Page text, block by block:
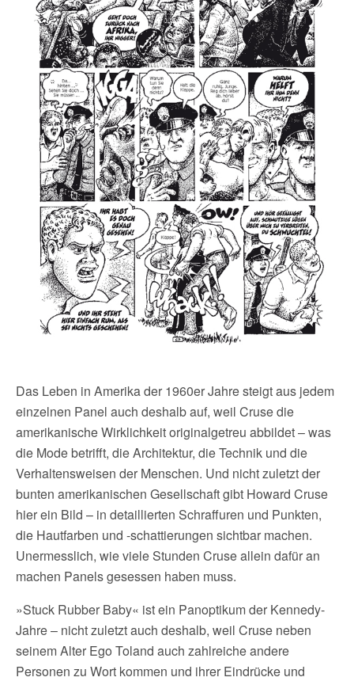
Das Leben in Amerika der 1960er Jahre steigt aus jedem
einzelnen Panel auch deshalb auf, weil Cruse die
amerikanische Wirklichkeit originalgetreu abbildet – was
die Mode betrifft, die Architektur, die Technik und die
Verhaltensweisen der Menschen. Und nicht zuletzt der
bunten amerikanischen Gesellschaft gibt Howard Cruse
hier ein Bild – in detaillierten Schraffuren und Punkten,
die Hautfarben und -schattierungen sichtbar machen.
Unermesslich, wie viele Stunden Cruse allein dafür an
machen Panels gesessen haben muss.
»Stuck Rubber Baby« ist ein Panoptikum der Kennedy-
Jahre – nicht zuletzt auch deshalb, weil Cruse neben
seinem Alter Ego Toland auch zahlreiche andere
Personen zu Wort kommen und ihrer Eindrücke und